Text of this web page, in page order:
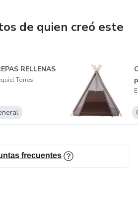
de quien creó este
RELLENAS
Torres
frecuentes